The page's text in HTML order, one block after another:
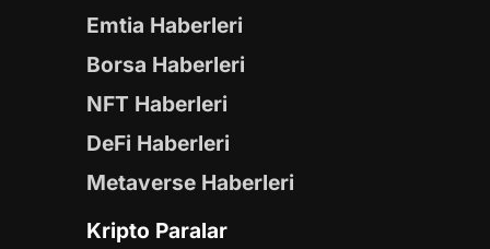
Emtia Haberleri
Borsa Haberleri
NFT Haberleri
DeFi Haberleri
Metaverse Haberleri
Kripto Paralar